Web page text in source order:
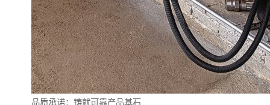
品质承诺：铸就可靠产品基石